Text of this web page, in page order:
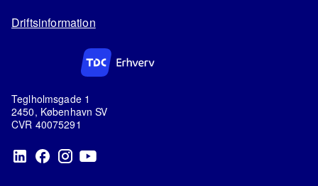
Driftsinformation
Teglholmsgade 1
2450, København SV
CVR 40075291